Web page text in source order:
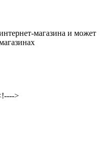
магазина и может
>